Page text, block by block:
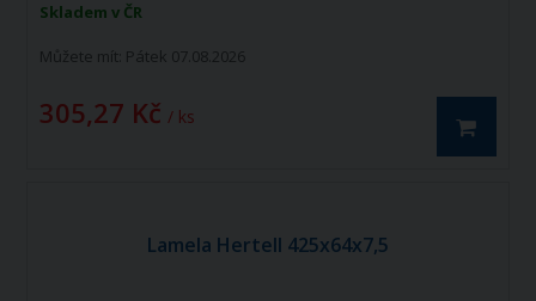
Skladem v ČR
Můžete mít: Pátek 07.08.2026
305,27 Kč / ks
Lamela Hertell 425x64x7,5